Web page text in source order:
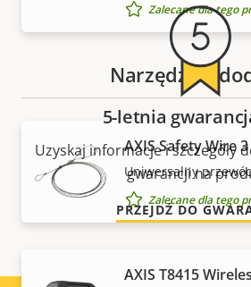
Zalecane dla tego
Narzędzia i
AXIS Safety Wire
Uniwersalny
Zalecane dla tego
AXIS T8415
5-letnia
Uzyskaj informacje i szczegóły
gwarancji na
PRZEJDŹ DO